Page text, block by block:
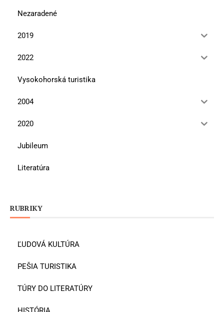
Nezaradené
2019
2022
Vysokohorská turistika
2004
2020
Jubileum
Literatúra
RUBRIKY
ĽUDOVÁ KULTÚRA
PEŠIA TURISTIKA
TÚRY DO LITERATÚRY